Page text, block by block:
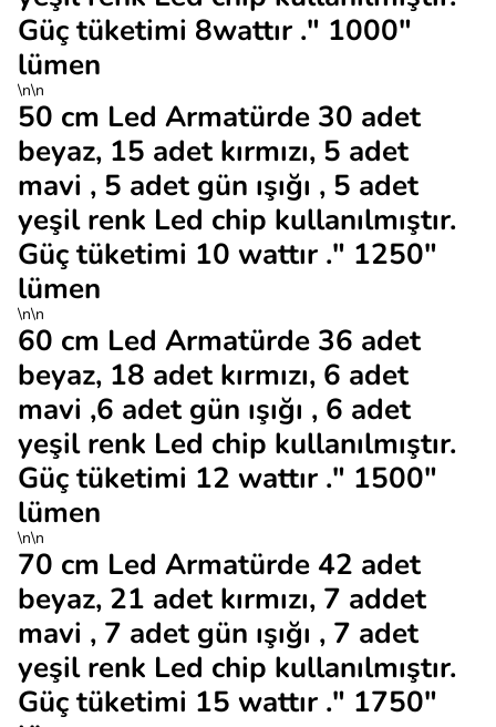
Güç tüketimi 8wattır ." 1000"
lümen
\n\n
50 cm Led Armatürde 30 adet
beyaz, 15 adet kırmızı, 5 adet
mavi , 5 adet gün ışığı , 5 adet
yeşil renk Led chip kullanılmıştır.
Güç tüketimi 10 wattır ." 1250"
lümen
\n\n
60 cm Led Armatürde 36 adet
beyaz, 18 adet kırmızı, 6 adet
mavi ,6 adet gün ışığı , 6 adet
yeşil renk Led chip kullanılmıştır.
Güç tüketimi 12 wattır ." 1500"
lümen
\n\n
70 cm Led Armatürde 42 adet
beyaz, 21 adet kırmızı, 7 addet
mavi , 7 adet gün ışığı , 7 adet
yeşil renk Led chip kullanılmıştır.
Güç tüketimi 15 wattır ." 1750"